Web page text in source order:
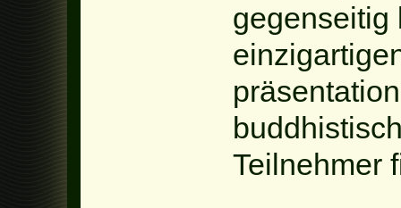
gegenseitig
Teilnehmer